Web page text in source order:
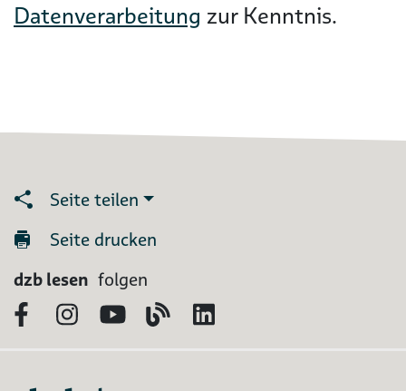
Datenverarbeitung zur Kenntnis.
Seite teilen
Seite drucken
dzb lesen folgen
FacebookInstagram
YouTubeBlog